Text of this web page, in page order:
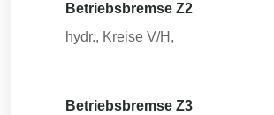
Betriebsbremse Z2
hydr., Kreise V/H,
Betriebsbremse Z3